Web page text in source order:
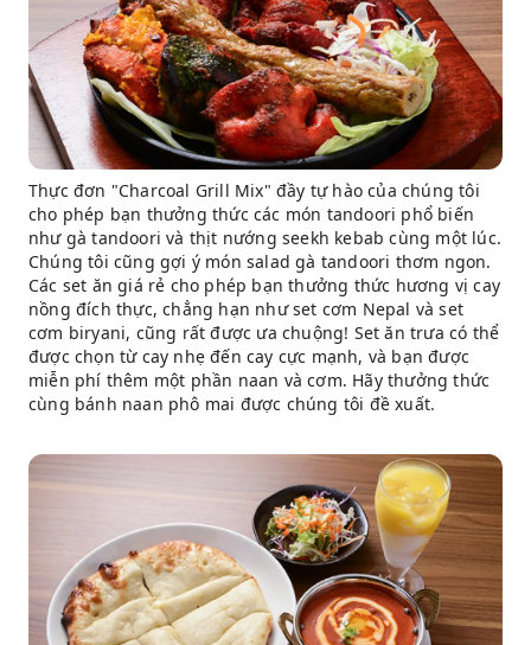
Thực đơn "Charcoal Grill Mix" đầy tự hào của chúng tôi
cho phép bạn thưởng thức các món tandoori phổ biến
như gà tandoori và thịt nướng seekh kebab cùng một lúc.
Chúng tôi cũng gợi ý món salad gà tandoori thơm ngon.
Các set ăn giá rẻ cho phép bạn thưởng thức hương vị cay
nồng đích thực, chẳng hạn như set cơm Nepal và set
cơm biryani, cũng rất được ưa chuộng! Set ăn trưa có thể
được chọn từ cay nhẹ đến cay cực mạnh, và bạn được
miễn phí thêm một phần naan và cơm. Hãy thưởng thức
cùng bánh naan phô mai được chúng tôi đề xuất.